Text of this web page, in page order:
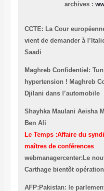
archives :
CCTE: La Cour
vient de demander à
Saadi
Maghreb Confidentiel:
hypertension ! Maghreb
Djilani dans l’automobile
Shayhka Maulani Aeisha
Ben Ali
Le Temps :Affaire du
maîtres de conférences
webmanagercenter:Le
Carthage bientôt
AFP:Pakistan: le